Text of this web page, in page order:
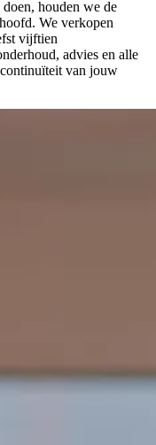
houden we de
We verkopen
vijftien
advies en alle
van jouw